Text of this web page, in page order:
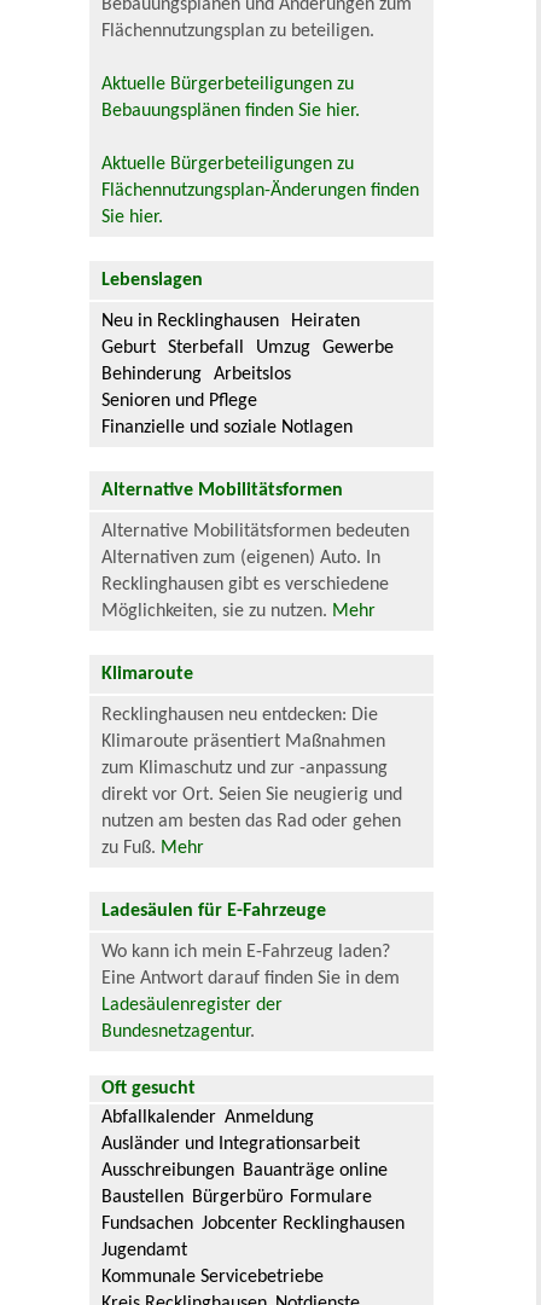
Bebauungsplänen und Änderungen zum
Flächennutzungsplan zu beteiligen.
Aktuelle Bürgerbeteiligungen zu
Bebauungsplänen finden Sie hier.
Aktuelle Bürgerbeteiligungen zu
Flächennutzungsplan-Änderungen finden
Sie hier.
Lebenslagen
Neu in Recklinghausen
Heiraten
Geburt
Sterbefall Umzug
Gewerbe
Behinderung
Arbeitslos
Senioren und Pflege
Finanzielle und soziale Notlagen
Alternative Mobilitätsformen
Alternative Mobilitätsformen bedeuten
Alternativen zum (eigenen) Auto. In
Recklinghausen gibt es verschiedene
Möglichkeiten, sie zu nutzen. Mehr
Klimaroute
Recklinghausen neu entdecken: Die
Klimaroute präsentiert Maßnahmen
zum Klimaschutz und zur -anpassung
direkt vor Ort. Seien Sie neugierig und
nutzen am besten das Rad oder gehen
zu Fuß. Mehr
Ladesäulen für E-Fahrzeuge
Wo kann ich mein E-Fahrzeug laden?
Eine Antwort darauf finden Sie in dem
Ladesäulenregister der
Bundesnetzagentur.
Oft gesucht
Abfallkalender Anmeldung
Ausländer und Integrationsarbeit
Ausschreibungen Bauanträge online
Baustellen Bürgerbüro Formulare
Fundsachen Jobcenter Recklinghausen
Jugendamt
Kommunale Servicebetriebe